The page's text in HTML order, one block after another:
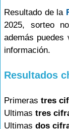
Resultado de la
2025, sorteo
además
información.
Resultados
Primeras tres
Ultimas tres
Ultimas dos